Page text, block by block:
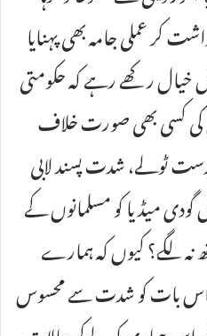
کر عملی جامہ بھی پہنایا
رکھے رہے کہ حکومتی
کی کسی بھی صورت خلاف
ٹولے، شدت پسند لابی
میڈیا کو مسلمانوں کے
نہ لگے؟ کیوں کہ ہمارے
اس بات کو شدت سے محسوس